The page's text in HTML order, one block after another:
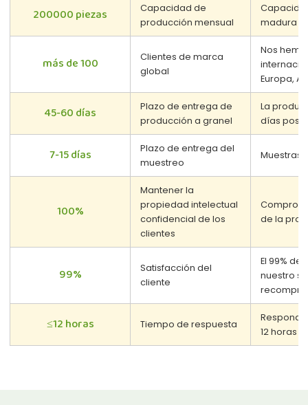
200000 piezas
Capacidad de
producción mensual
madura
más de 100
Clientes de marca
global
Nos
Europa,
45-60 días
Plazo de entrega de
producción a granel
La
días
7-15 días
Plazo de entrega del
muestreo
Muestras
100%
Mantener la
propiedad intelectual
confidencial de los
clientes
de la
99%
Satisfacción del
cliente
El 99%
nuestro
≤12 horas Tiempo de respuesta
12 horas